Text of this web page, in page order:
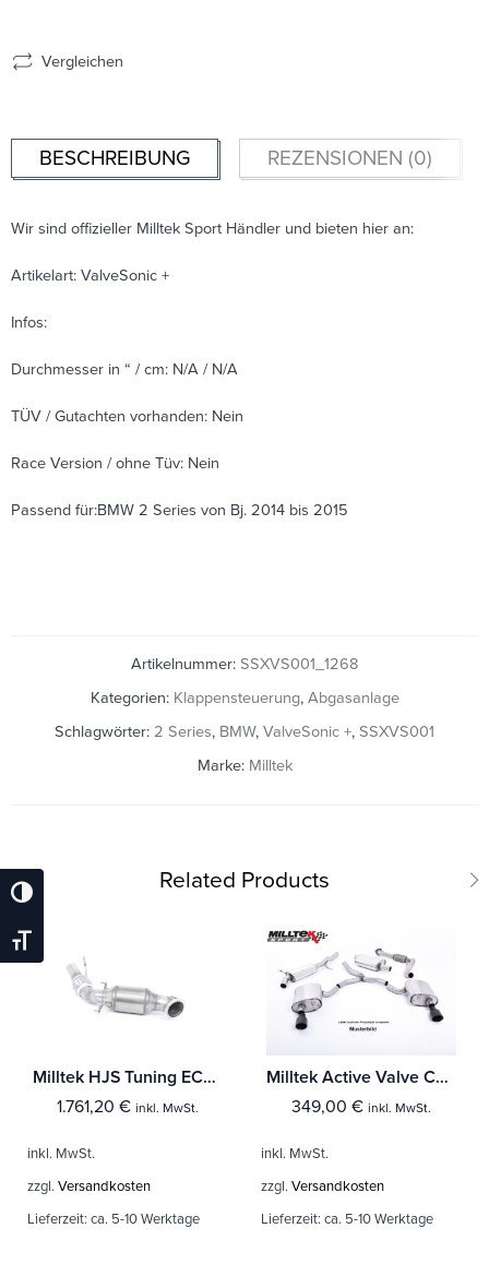
Umschalten Auf Hohe Kontraste
Schrift Vergrößern
Vergleichen
BESCHREIBUNG REZENSIONEN (0)
Wir sind offizieller Milltek Sport Händler und bieten hier an:
Artikelart: ValveSonic +
Infos:
Durchmesser in “ / cm: N/A / N/A
TÜV / Gutachten vorhanden: Nein
Race Version / ohne Tüv: Nein
Passend für:BMW 2 Series von Bj. 2014 bis 2015
Artikelnummer: SSXVS001_1268
Kategorien: Klappensteuerung, Abgasanlage
Schlagwörter: 2 Series, BMW, ValveSonic +, SSXVS001
Marke: Milltek
Related Products
Milltek HJS Tuning ECE Downpipes BMW 1 Series 116i (F20 und F21 - N13 Motor) Mit TÜV / ECE Zulassung!
1.761,20 € inkl. MwSt.
inkl. MwSt.
zzgl. Versandkosten
Lieferzeit: ca. 5-10 Werktage
Milltek Active Valve Control BMW 2 Series M2 Competition Coupé (F87)
349,00 € inkl. MwSt.
inkl. MwSt.
zzgl. Versandkosten
Lieferzeit: ca. 5-10 Werktage